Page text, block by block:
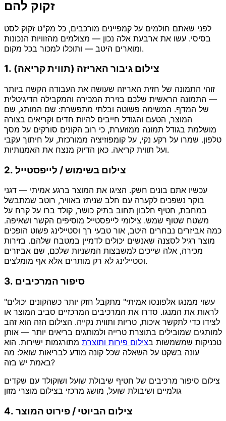
זקוק להם
לפני שאתם חולמים על קמפיינים מורכבים, כל מק"ט זקוק לסט
בסיסי. עשו את ארבעת אלה נכון — מצולמים מהזוויות הנכונות
ומוארים היטב — ותוכלו למכור בכל מקום.
1. צילום גיבור האריזה (תווית קריאה)
זוהי התמונה של חזית האריזה שעושה את העבודה הקשה ביותר
— התמונה הראשית שלכם בזירת המכירה והמקבילה הדיגיטלית
של המדף. המשימה פשוטה ובלתי מתפשרת: שם המותג, שם
המוצר, הטעם והגודל חייבים להיות חדים וקריאים בצורה
מושלמת בגודל תמונה ממוזערת, כי רוב הקונים סורקים על מסך
טלפון. שמרו על רקע נקי, על קומפוזיציה ממורכזת, על חיתוך עקבי
ועל תווית קריאה. כאן הדיוק מנצח את האמנותיות.
2. צילום בשימוש / לייפסטייל
עכשיו אתם בונים חשק. הציגו את המוצר ברגע אמיתי — דגני
בוקר נשפכים לקערה עם חלב שניתז באוויר, רוטב שמתבשל
במחבת, חטיף חלבון תחוב בתיק כושר, קולד ברו על קרח על
משטח שטוף שמש. צילומי לייפסטייל מוסיפים הקשר ושאיפה.
כמה אביזרים נבחרים היטב, אור טבעי רך וסטיילינג פשוט הופכים
מוצר רגיל לסצנה שאנשים יכולים לדמיין במטבח שלהם. בזירות
מכירה, אלה שייכים למשבצות המשניות שלכם, שם אביזרים
וסטיילינג לא רק מותרים אלא אף מומלצים.
3. סיפור המרכיבים
"עשוי ממנגו אלפונסו אמיתי" מתקבל חזק יותר כשהקונים יכולים
לראות את המנגו. סדרו את המרכיבים המרכזיים סביב המוצר או
לצידו כדי לתקשר איכות, טריות ותווית נקייה. הצילום הזה הוא זהב
למותגים שמובילים בתוצרת טרייה ולמותגים בריאים יותר — אותן
טכניקות שמשמשות בצילום פירות ותוצרת מתורגמות ישירות. הוא
עונה בשקט על השאלה שכל קונה מודע לבריאות שואל: מה
באמת יש בזה?
צילום סיפור מרכיבים של חטיף שיבולת שועל ושוקולד עם שקדים
גולמיים ושיבולת שועל, מושג מרכזי בצילום מוצרי מזון
4. צילום הביוטי / פירוט המוצר